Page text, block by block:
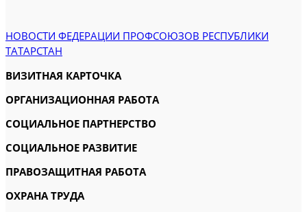
НОВОСТИ ФЕДЕРАЦИИ ПРОФСОЮЗОВ РЕСПУБЛИКИ
ТАТАРСТАН
ВИЗИТНАЯ КАРТОЧКА
ОРГАНИЗАЦИОННАЯ РАБОТА
СОЦИАЛЬНОЕ ПАРТНЕРСТВО
СОЦИАЛЬНОЕ РАЗВИТИЕ
ПРАВОЗАЩИТНАЯ РАБОТА
ОХРАНА ТРУДА